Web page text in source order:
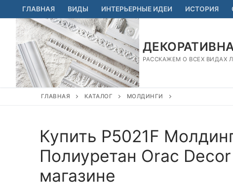
Перейти
к
содержимому
ГЛАВНАЯ ВИДЫ ИНТЕРЬЕРНЫЕ ИДЕИ ИСТОРИЯ
РАССКАЖЕМ О ВСЕХ ВИДАХ
ГЛАВНАЯ КАТАЛОГ МОЛДИНГИ
Купить P5021F
Полиуретан Orac
магазине